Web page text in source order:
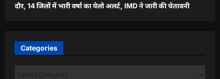
दौर, 14 जिलों में भारी वर्षा का येलो अलर्ट, IMD ने जारी की चेतावनी
Categories